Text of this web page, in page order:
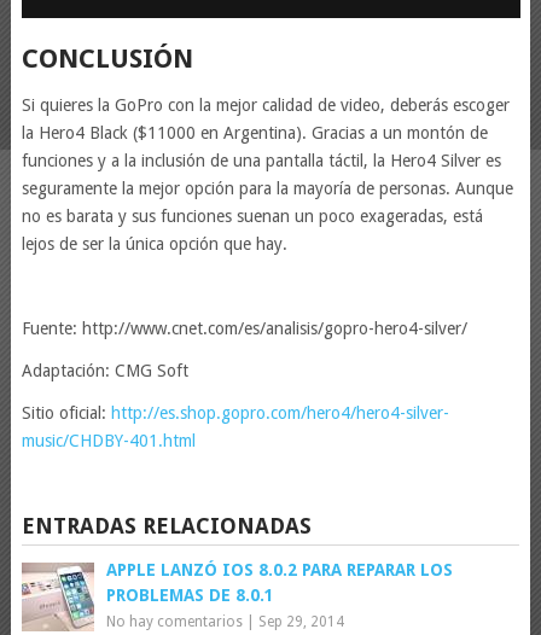
CONCLUSIÓN
Si quieres la GoPro con la mejor calidad de video, deberás escoger
la Hero4 Black ($11000 en Argentina). Gracias a un montón de
funciones y a la inclusión de una pantalla táctil, la Hero4 Silver es
seguramente la mejor opción para la mayoría de personas. Aunque
no es barata y sus funciones suenan un poco exageradas, está
lejos de ser la única opción que hay.
Fuente: http://www.cnet.com/es/analisis/gopro-hero4-silver/
Adaptación: CMG Soft
Sitio oficial: http://es.shop.gopro.com/hero4/hero4-silver-
music/CHDBY-401.html
ENTRADAS RELACIONADAS
APPLE LANZÓ IOS 8.0.2 PARA REPARAR LOS
PROBLEMAS DE 8.0.1
No hay comentarios| Sep 29, 2014